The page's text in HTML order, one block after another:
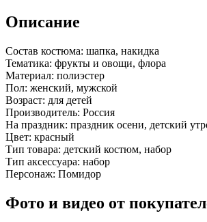
Описание
Состав костюма: шапка, накидка
Тематика: фрукты и овощи, флора
Материал: полиэстер
Пол: женский, мужской
Возраст: для детей
Производитель: Россия
На праздник: праздник осени, детский
Цвет: красный
Тип товара: детский костюм, набор
Тип аксессуара: набор
Персонаж: Помидор
Фото и видео от